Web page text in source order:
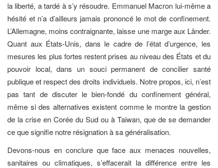
la liberté, a tardé à s’y résoudre. Emmanuel Macron lui-même a
hésité et n’a d’ailleurs jamais prononcé le mot de confinement.
L’Allemagne, moins contraignante, laisse une marge aux Länder.
Quant aux États-Unis, dans le cadre de l’état d’urgence, les
mesures les plus fortes restent prises au niveau des États et du
pouvoir local, dans un souci permanent de concilier santé
publique et respect des droits individuels. Notre propos, ici, n’est
pas tant de discuter le bien-fondé du confinement général,
même si des alternatives existent comme le montre la gestion
de la crise en Corée du Sud ou à Taiwan, que de se demander
ce que signifie notre résignation à sa généralisation.
Devons-nous en conclure que face aux menaces nouvelles,
sanitaires ou climatiques, s’effacerait la différence entre les